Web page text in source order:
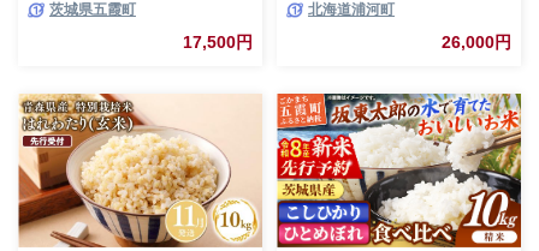
米 お米 10kg コメ こめ 人気 銘
柄 家計応援 中山産業 家庭用 茨
城県産 茨城県 五霞町【価格変
茨城県五霞町
17,500円
北海道浦河町
26,000円